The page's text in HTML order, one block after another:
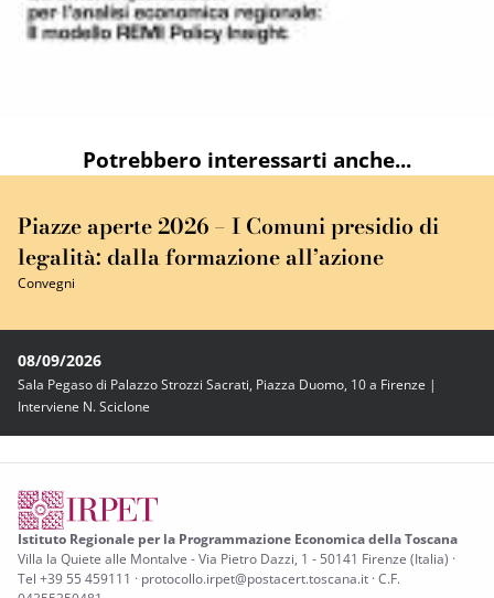
Potrebbero interessarti anche...
Piazze aperte 2026 – I Comuni presidio di
legalità: dalla formazione all’azione
Convegni
08/09/2026
Sala Pegaso di Palazzo Strozzi Sacrati, Piazza Duomo, 10 a Firenze |
Interviene N. Sciclone
Istituto Regionale per la Programmazione Economica della Toscana
Villa la Quiete alle Montalve - Via Pietro Dazzi, 1 - 50141 Firenze (Italia) ·
Tel +39 55 459111 · protocollo.irpet@postacert.toscana.it · C.F.